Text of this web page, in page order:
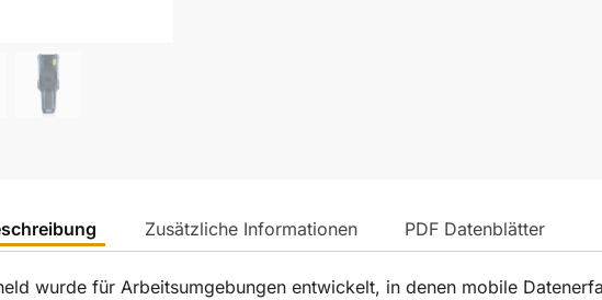
Zusätzliche Informationen PDF Datenblätter
wurde für Arbeitsumgebungen entwickelt, in denen mobile